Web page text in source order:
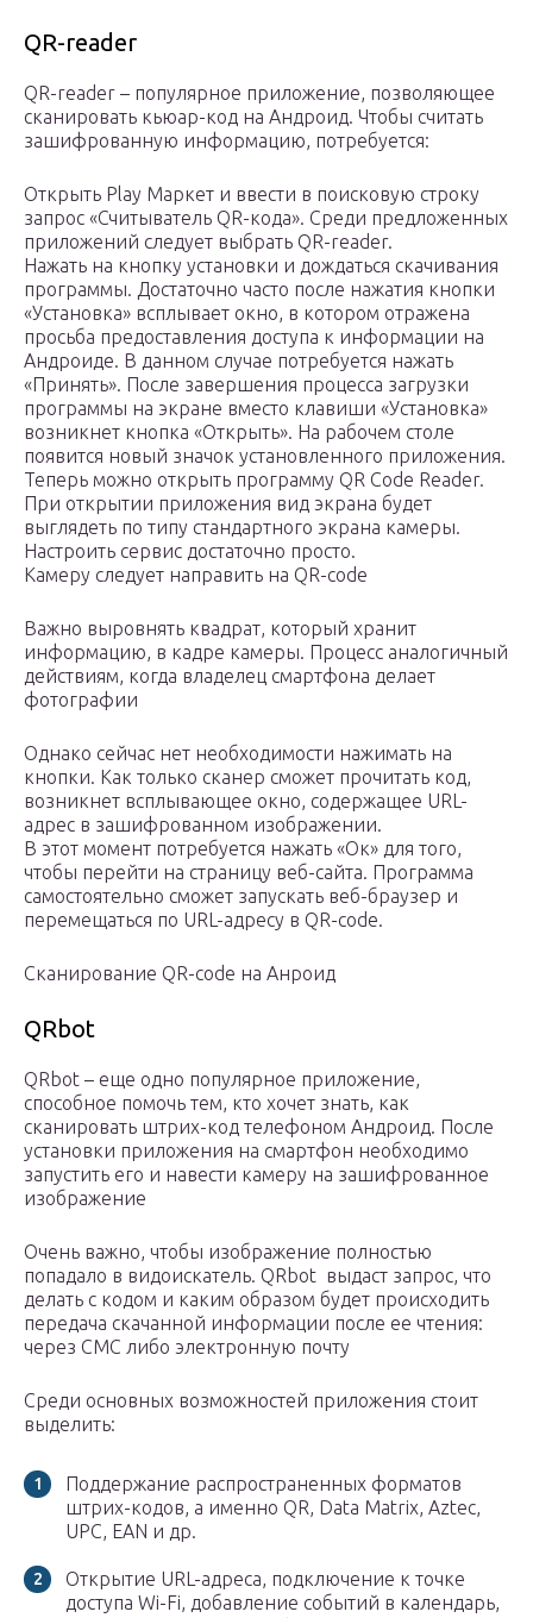
QR-reader
QR-reader – популярное приложение, позволяющее
сканировать кьюар-код на Андроид. Чтобы считать
зашифрованную информацию, потребуется:
Открыть Play Маркет и ввести в поисковую строку
запрос «Считыватель QR-кода». Среди предложенных
приложений следует выбрать QR-reader.
Нажать на кнопку установки и дождаться скачивания
программы. Достаточно часто после нажатия кнопки
«Установка» всплывает окно, в котором отражена
просьба предоставления доступа к информации на
Андроиде. В данном случае потребуется нажать
«Принять». После завершения процесса загрузки
программы на экране вместо клавиши «Установка»
возникнет кнопка «Открыть». На рабочем столе
появится новый значок установленного приложения.
Теперь можно открыть программу QR Code Reader.
При открытии приложения вид экрана будет
выглядеть по типу стандартного экрана камеры.
Настроить сервис достаточно просто.
Камеру следует направить на QR-code
Важно выровнять квадрат, который хранит
информацию, в кадре камеры. Процесс аналогичный
действиям, когда владелец смартфона делает
фотографии
Однако сейчас нет необходимости нажимать на
кнопки. Как только сканер сможет прочитать код,
возникнет всплывающее окно, содержащее URL-
адрес в зашифрованном изображении.
В этот момент потребуется нажать «Ок» для того,
чтобы перейти на страницу веб-сайта. Программа
самостоятельно сможет запускать веб-браузер и
перемещаться по URL-адресу в QR-code.
Сканирование QR-code на Анроид
QRbot
QRbot – еще одно популярное приложение,
способное помочь тем, кто хочет знать, как
сканировать штрих-код телефоном Андроид. После
установки приложения на смартфон необходимо
запустить его и навести камеру на зашифрованное
изображение
Очень важно, чтобы изображение полностью
попадало в видоискатель. QRbot выдаст запрос, что
делать с кодом и каким образом будет происходить
передача скачанной информации после ее чтения:
через СМС либо электронную почту
Среди основных возможностей приложения стоит
выделить:
Поддержание распространенных форматов
штрих-кодов, а именно QR, Data Matrix, Aztec,
UPC, EAN и др.
Открытие URL-адреса, подключение к точке
доступа Wi-Fi, добавление событий в календарь,